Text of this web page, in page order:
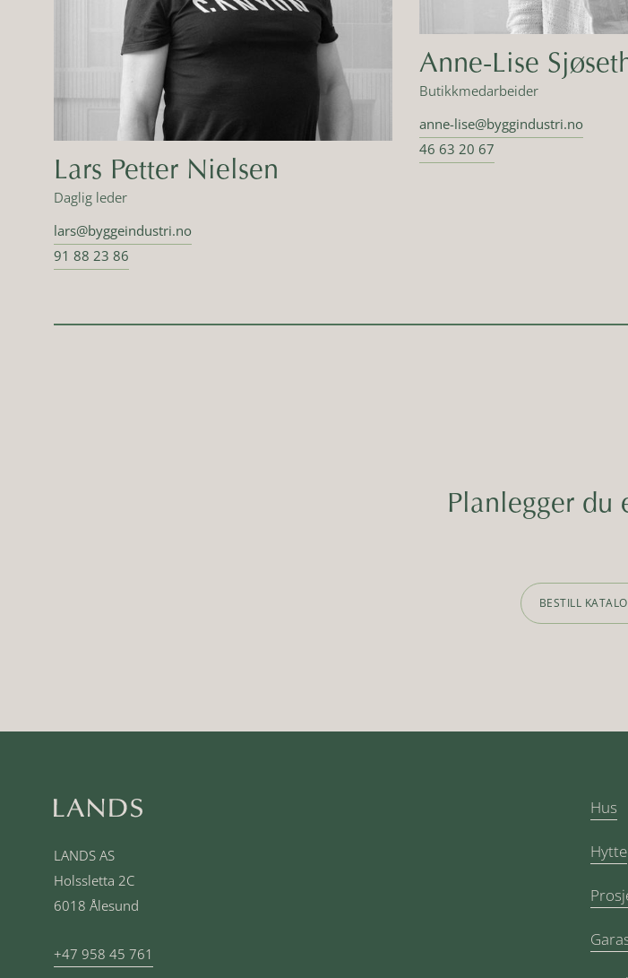
Lars Petter Nielsen
Daglig leder
lars@byggeindustri.no
91 88 23 86
Anne-Lise
Butikkmedarbeider
anne-lise@byggindustri.no
46 63 20 67
Planlegger du
BESTILL
LANDS AS
Holssletta 2C
6018 Ålesund
+47 958 45 761
Hus
Hytte